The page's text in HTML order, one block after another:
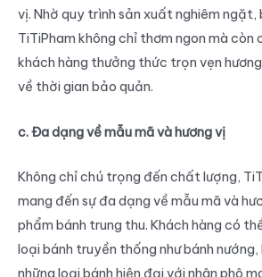
vị. Nhờ quy trình sản xuất nghiêm ngặt,
TiTiPham không chỉ thơm ngon mà còn
khách hàng thưởng thức trọn vẹn
về thời gian bảo quản.
c. Đa dạng về mẫu mã và hương vị
Không chỉ chú trọng đến chất lượng,
mang đến sự đa dạng về mẫu mã và
phẩm bánh trung thu. Khách hàng có
loại bánh truyền thống như bánh
những loại bánh hiện đại với nhân phô